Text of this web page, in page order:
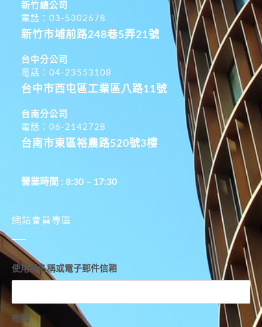
新竹總公司
電話：03-5302678
新竹市埔前路248巷5弄21號
台中分公司
電話：04-23553108
台中市西屯區工業區八路11號
台南分公司
電話：06-2142728
台南市東區裕農路520號3樓
營業時間 : 8:30 – 17:30
網站會員專區
使用者名稱或電子郵件信箱
密碼